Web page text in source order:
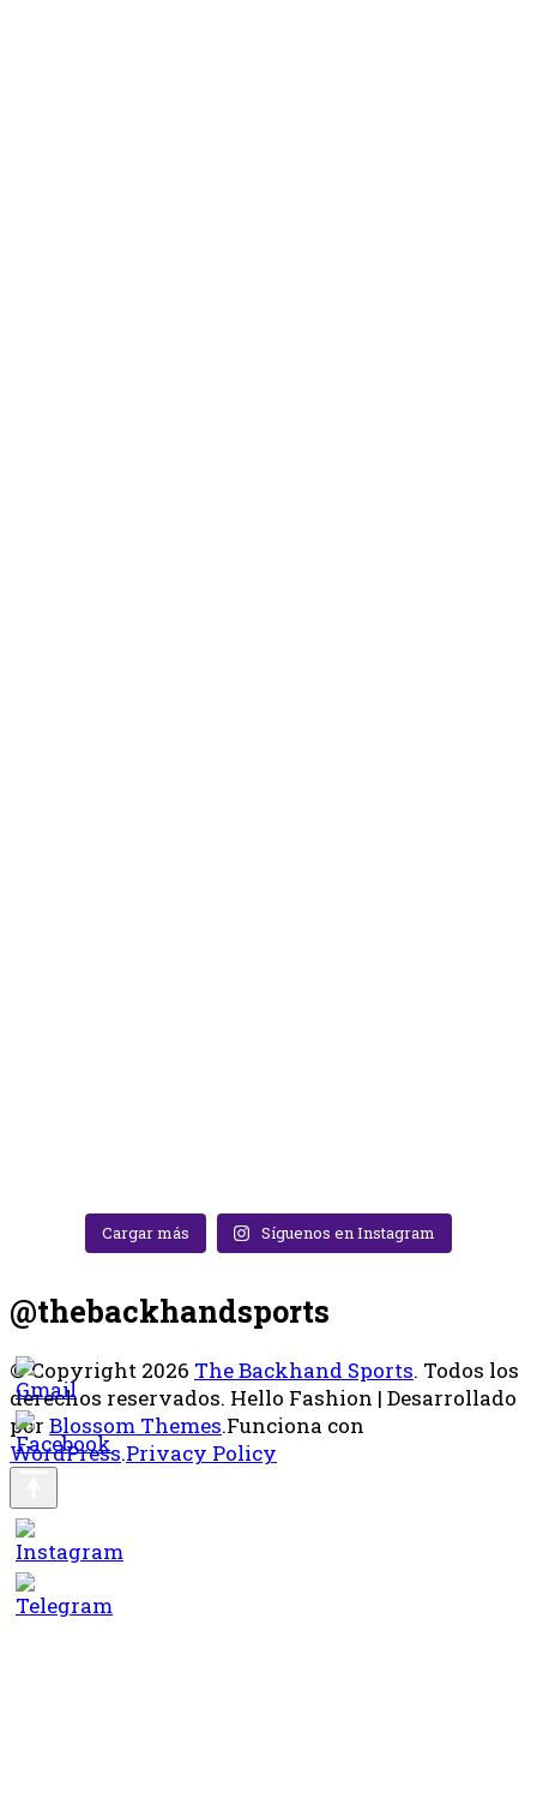
Cargar más Síguenos en Instagram
@thebackhandsports
© Copyright 2026 The Backhand Sports. Todos los
derechos reservados. Hello Fashion | Desarrollado
por Blossom Themes.Funciona con
WordPress.Privacy Policy